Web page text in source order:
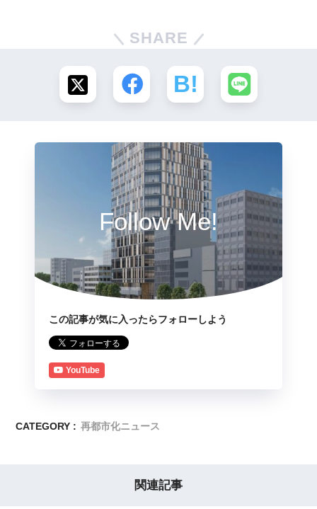
SHARE
Follow Me!
この記事が気に入ったらフォローしよう
YouTube
CATEGORY : 再都市化ニュース
関連記事